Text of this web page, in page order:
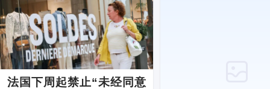
法国下周起禁止“未经同意